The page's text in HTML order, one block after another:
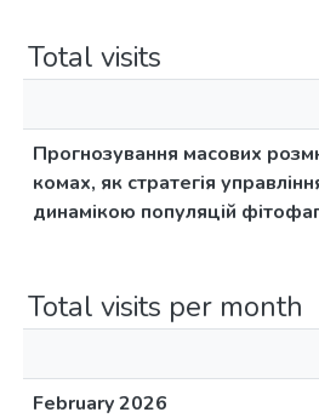
Total visits
Прогнозування масових
комах, як стратегія
динамікою популяцій
Total visits per month
February 2026